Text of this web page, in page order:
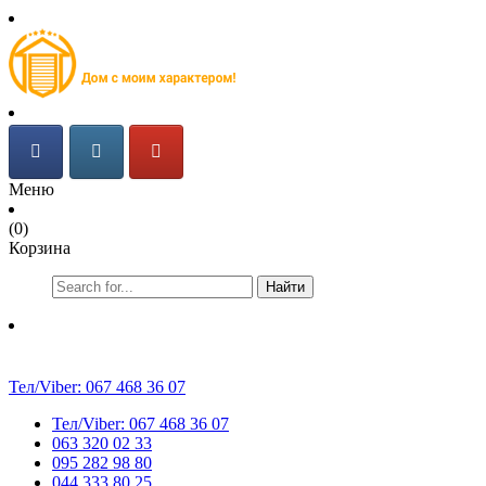
Меню
(0)
Корзина
Найти
Тел/Viber: 067 468 36 07
Тел/Viber: 067 468 36 07
063 320 02 33
095 282 98 80
044 333 80 25